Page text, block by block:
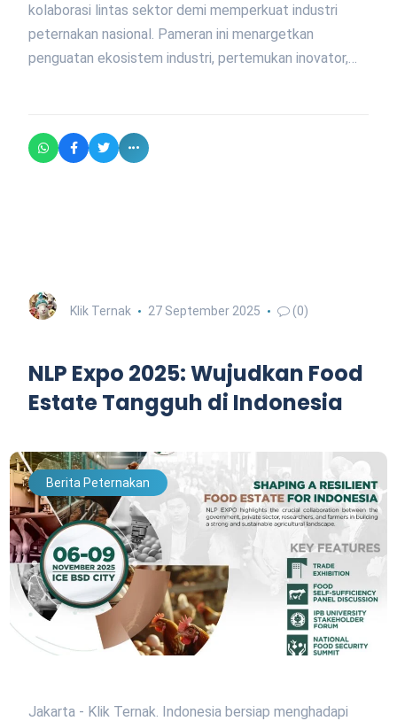
kolaborasi lintas sektor demi memperkuat industri
peternakan nasional. Pameran ini menargetkan
penguatan ekosistem industri, pertemukan inovator,…
Klik Ternak 27 September 2025 (0)
NLP Expo 2025: Wujudkan Food
Estate Tangguh di Indonesia
Berita Peternakan
Jakarta - Klik Ternak. Indonesia bersiap menghadapi